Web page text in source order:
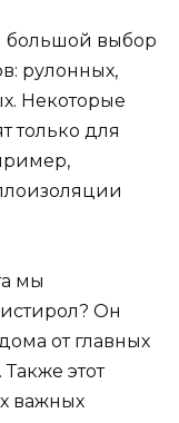
большой выбор
рулонных,
Некоторые
только для
мы
Он
от главных
этот
важных